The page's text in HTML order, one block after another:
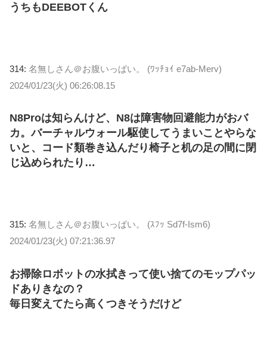
うちもDEEBOTくん
314: 名無しさん＠お腹いっぱい。 (ﾜｯﾁｮｲ e7ab-Merv)
2024/01/23(火) 06:26:08.15
N8Proは知らんけど、N8は障害物回避能力がおバ
カ。バーチャルウォール駆使してうまいことやらな
いと、コード類巻き込んだり椅子と机の足の間に閉
じ込められたり…
315: 名無しさん＠お腹いっぱい。 (ｽﾌｯ Sd7f-Ism6)
2024/01/23(火) 07:21:36.97
お掃除ロボットの水拭きって使い捨てのモップパッ
ドありきなの？
毎日変えてたら高くつきそうだけど